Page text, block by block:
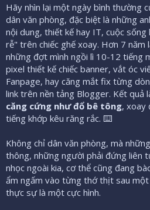
Hãy nhìn lại một ngày bình thường
dân văn phòng, đặc biệt là những
nội dung, thiết kế hay IT, cuộc sống
rễ" trên chiếc ghế xoay. Hơn 7 năm
những đợt mình ngồi lì 10-12 tiếng
pixel thiết kế chiếc banner, vắt óc
Fanpage, hay căng mắt fix từng
link trên nền tảng Blogger. Kết quả
căng cứng như đổ bê tông, xoay
tiếng khớp kêu răng rắc. ⌨️
Không chỉ dân văn phòng, mà
thông, những người phải đứng liên
nhọc ngoài kia, cơ thể cũng đang
ẩm ngấm vào từng thớ thịt sau
thực sự là một cực hình.